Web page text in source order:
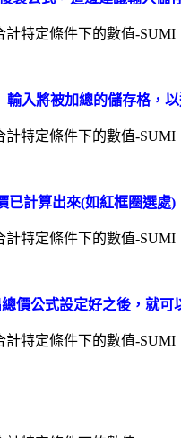
輸入將被加總的儲存格，
已計算出來(如紅框圈選處)
價公式設定好之後，就